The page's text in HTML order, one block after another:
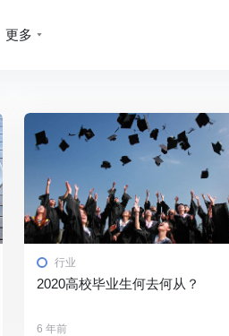
更多
行业
2020高校毕业生何去何从？
6 年前